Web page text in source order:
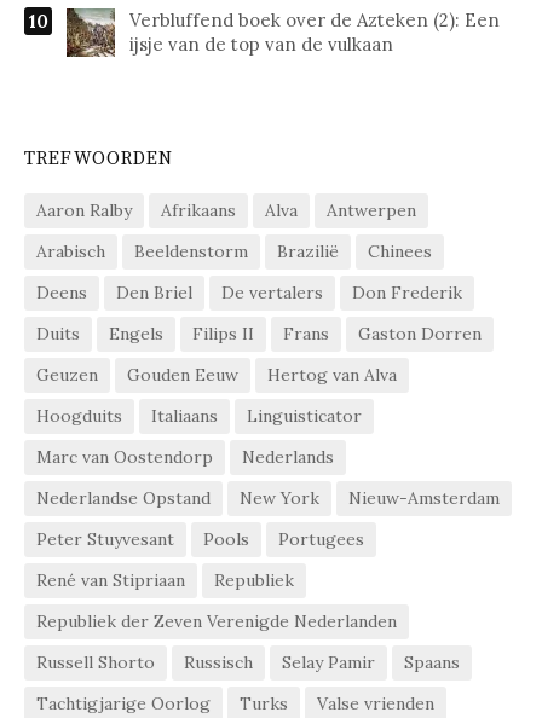
Verbluffend boek over de Azteken (2): Een
ijsje van de top van de vulkaan
TREFWOORDEN
Aaron Ralby Afrikaans Alva
Antwerpen
Arabisch
Beeldenstorm Brazilië
Chinees
Deens
Den Briel De vertalers
Don Frederik
Duits
Engels Filips II Frans
Gaston Dorren
Geuzen
Gouden Eeuw
Hertog van Alva
Hoogduits
Italiaans
Linguisticator
Marc van Oostendorp
Nederlands
Nederlandse Opstand
New York
Nieuw-Amsterdam
Peter Stuyvesant
Pools
Portugees
René van Stipriaan
Republiek
Republiek der Zeven Verenigde Nederlanden
Russell Shorto
Russisch Selay Pamir
Spaans
Tachtigjarige Oorlog
Turks Valse vrienden